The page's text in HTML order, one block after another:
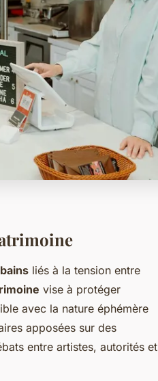
liés à la tension entre
vise à protéger
avec la nature éphémère
apposées sur des
entre artistes, autorités et